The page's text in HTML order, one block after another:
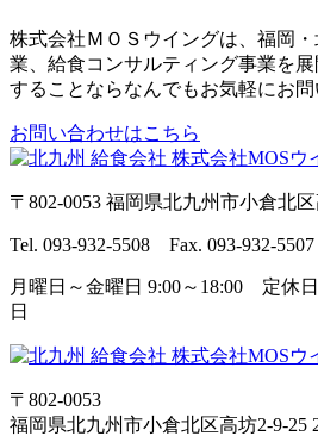
株式会社ＭＯＳウイングは、福岡
業、給食コンサルティング事業を
することならなんでもお気軽にお問
お問い合わせはこちら
〒802-0053 福岡県北九州市小倉北
Tel. 093-932-5508 Fax. 093-932-5507
月曜日～金曜日 9:00～18:00 定休
日
〒802-0053
福岡県北九州市小倉北区高坊2-9-25